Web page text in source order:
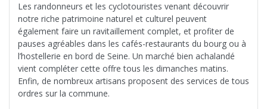
Les randonneurs et les cyclotouristes venant découvrir
notre riche patrimoine naturel et culturel peuvent
également faire un ravitaillement complet, et profiter de
pauses agréables dans les cafés-restaurants du bourg ou à
l’hostellerie en bord de Seine. Un marché bien achalandé
vient compléter cette offre tous les dimanches matins.
Enfin, de nombreux artisans proposent des services de tous
ordres sur la commune.